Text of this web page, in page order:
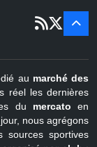
juil - 31
au marché des
réel les dernières
du mercato en
nous agrégons
sources sportives